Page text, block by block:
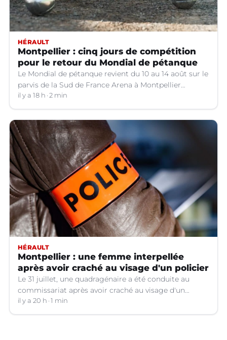
HÉRAULT
Montpellier : cinq jours de compétition
pour le retour du Mondial de pétanque
Le Mondial de pétanque revient du 10 au 14 août sur le
parvis de la Sud de France Arena à Montpellier
(Hérault).
il y a 18 h 2 min
HÉRAULT
Montpellier : une femme interpellée
après avoir craché au visage d'un policier
Le 31 juillet, une quadragénaire a été conduite au
commissariat après avoir craché au visage d'un
policier. Son procès a été renvoyé au 12 octobre
prochain. Dans l'attente, elle a été placée en détention
il y a 20 h 1 min